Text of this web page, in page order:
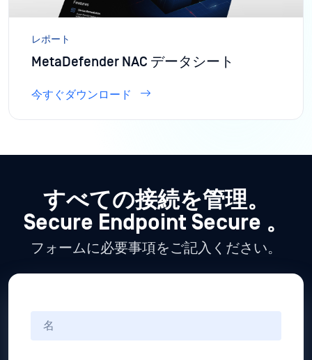
レポート
MetaDefender NAC データシート
今すぐダウンロード
すべての接続を管理。
Secure Endpoint Secure 。
フォームに必要事項をご記入ください。